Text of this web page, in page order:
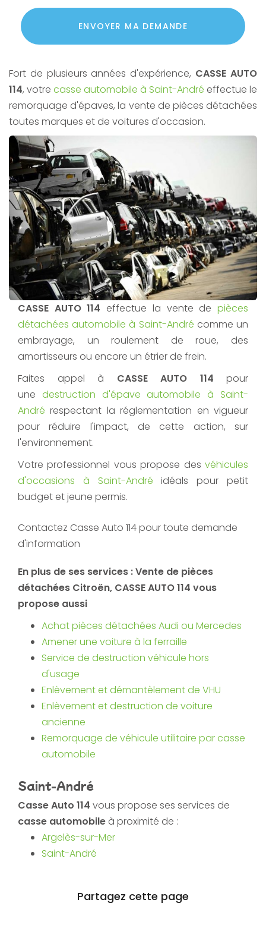
Acceptation
RGPD
*
ENVOYER MA DEMANDE
Fort de plusieurs années d'expérience, CASSE AUTO
114, votre casse automobile à Saint-André effectue le
remorquage d'épaves, la vente de pièces détachées
toutes marques et de voitures d'occasion.
CASSE AUTO 114 effectue la vente depièces
détachées automobile à Saint-André comme un
embrayage, un roulement de roue, des
amortisseurs ou encore un étrier de frein.
Faites appel à CASSE AUTO 114 pour
une destruction d'épave automobile à Saint-
André respectant la réglementation en vigueur
pour réduire l'impact, de cette action, sur
l'environnement.
Votre professionnel vous propose des véhicules
d'occasions à Saint-André idéals pour petit
budget et jeune permis.
Contactez Casse Auto 114 pour toute demande
d'information
En plus de ses services :Vente de pièces
détachées Citroën, CASSE AUTO 114 vous
propose aussi
Achat pièces détachées Audi ou Mercedes
Amener une voiture à la ferraille
Service de destruction véhicule hors
d'usage
Enlèvement et démantèlement de VHU
Enlèvement et destruction de voiture
ancienne
Remorquage de véhicule utilitaire par casse
automobile
Saint-André
Casse Auto 114 vous propose ses services de
casse automobile à proximité de :
Argelès-sur-Mer
Saint-André